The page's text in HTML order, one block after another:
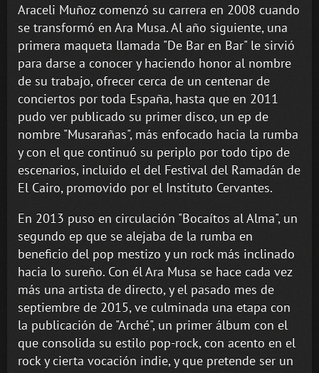
Araceli Muñoz comenzó su carrera en 2008 cuando
se transformó en Ara Musa. Al año siguiente, una
primera maqueta llamada "De Bar en Bar" le sirvió
para darse a conocer y haciendo honor al nombre
de su trabajo, ofrecer cerca de un centenar de
conciertos por toda España, hasta que en 2011
pudo ver publicado su primer disco, un ep de
nombre "Musarañas", más enfocado hacia la rumba
y con el que continuó su periplo por todo tipo de
escenarios, incluido el del Festival del Ramadán de
El Cairo, promovido por el Instituto Cervantes.
En 2013 puso en circulación "Bocaítos al Alma", un
segundo ep que se alejaba de la rumba en
beneficio del pop mestizo y un rock más inclinado
hacia lo sureño. Con él Ara Musa se hace cada vez
más una artista de directo, y el pasado mes de
septiembre de 2015, ve culminada una etapa con
la publicación de "Arché", un primer álbum con el
que consolida su estilo pop-rock, con acento en el
rock y cierta vocación indie, y que pretende ser un